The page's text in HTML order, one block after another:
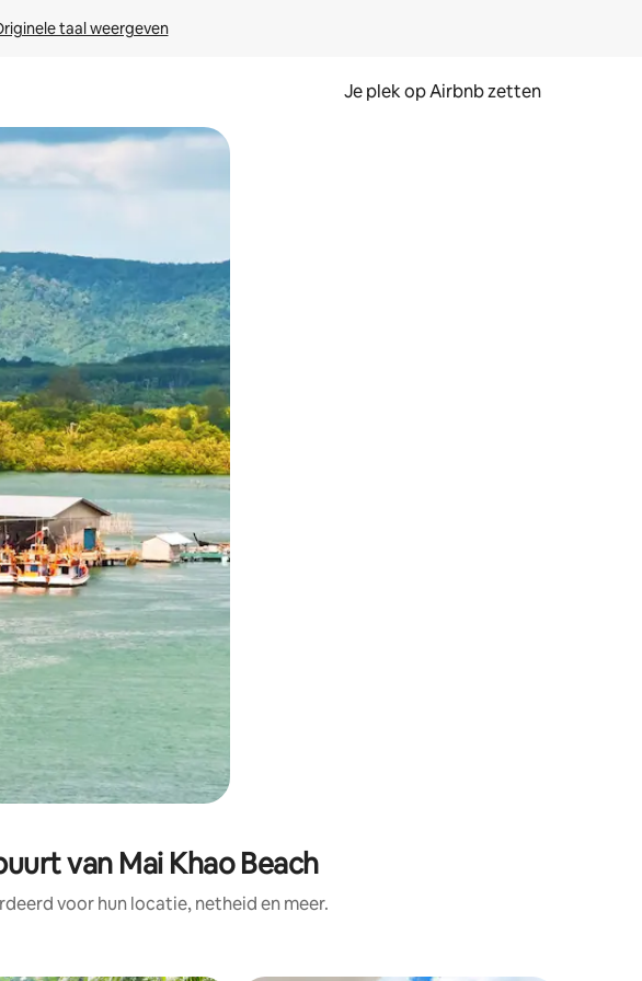
taal weergeven
Je plek op Airbnb zetten
óf door te tikken of swipen.
van Mai Khao Beach
voor hun locatie, netheid en meer.